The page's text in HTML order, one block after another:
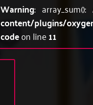
Warning:
content/plugins/
codeon line11